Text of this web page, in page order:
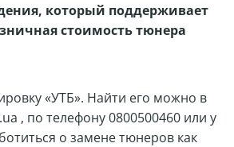
который поддерживает
стоимость тюнера
«УТБ». Найти его можно в
, по телефону 0800500460 или у
о замене тюнеров как